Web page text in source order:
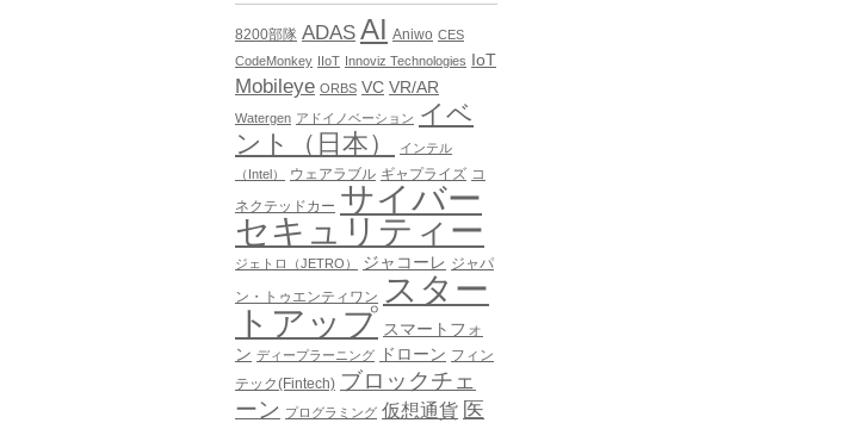
8200部隊 ADAS AI Aniwo CES
CodeMonkey IIoT Innoviz Technologies IoT
Mobileye ORBS VC VR/AR
Watergen アドイノベーション イベ
ント（日本）
インテル
（Intel）
ウェアラブル ギャプライズ コ
ネクテッドカー サイバー
セキュリティー
ジェトロ（JETRO） ジャコーレ ジャパ
ン・トゥエンティワン
スター
トアップ スマートフォ
ン ディープラーニング ドローン フィン
テック(Fintech) ブロックチェ
ーン プログラミング 仮想通貨 医